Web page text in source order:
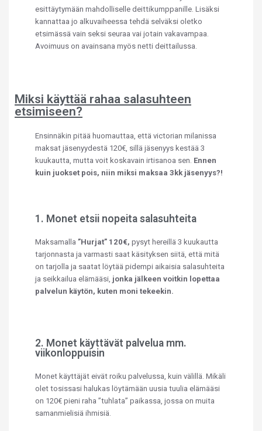
esittäytymään mahdolliselle deittikumppanille. Lisäksi
kannattaa jo alkuvaiheessa tehdä selväksi oletko
etsimässä vain seksi seuraa vai jotain vakavampaa.
Avoimuus on avainsana myös netti deittailussa.
Miksi käyttää rahaa salasuhteen
etsimiseen?
Ensinnäkin pitää huomauttaa, että victorian milanissa
maksat jäsenyydestä 120€, sillä jäsenyys kestää 3
kuukautta, mutta voit koskavain irtisanoa sen. Ennen
kuin juokset pois, niin miksi maksaa 3kk jäsenyys?!
1. Monet etsii nopeita salasuhteita
Maksamalla ”Hurjat” 120€, pysyt hereillä 3 kuukautta
tarjonnasta ja varmasti saat käsityksen siitä, että mitä
on tarjolla ja saatat löytää pidempi aikaisia salasuhteita
ja seikkailua elämääsi, jonka jälkeen voitkin lopettaa
palvelun käytön, kuten moni tekeekin.
2. Monet käyttävät palvelua mm.
viikonloppuisin
Monet käyttäjät eivät roiku palvelussa, kuin välillä. Mikäli
olet tosissasi halukas löytämään uusia tuulia elämääsi
on 120€ pieni raha ”tuhlata” paikassa, jossa on muita
samanmielisiä ihmisiä.